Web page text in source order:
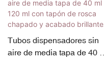
Tubos dispensadores sin
aire de media tapa de 40 ml